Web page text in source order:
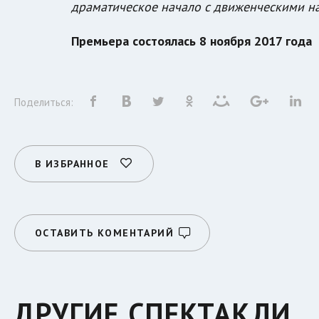
драматическое начало с движенческими
Премьера состоялась 8 ноября 2017 года
Поделиться:
В ИЗБРАННОЕ
ОСТАВИТЬ КОМЕНТАРИЙ